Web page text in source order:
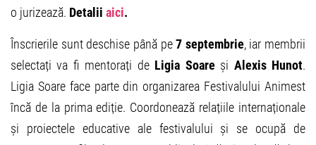
o jurizează. Detalii aici.
Înscrierile sunt deschise până pe7 septembrie, iar membrii
selectați va fi mentorați de Ligia Soareși Alexis Hunot.
Ligia Soare face parte din organizarea Festivalului Animest
încă de la prima ediție. Coordonează relațiile internaționale
și proiectele educative ale festivalului și se ocupă de